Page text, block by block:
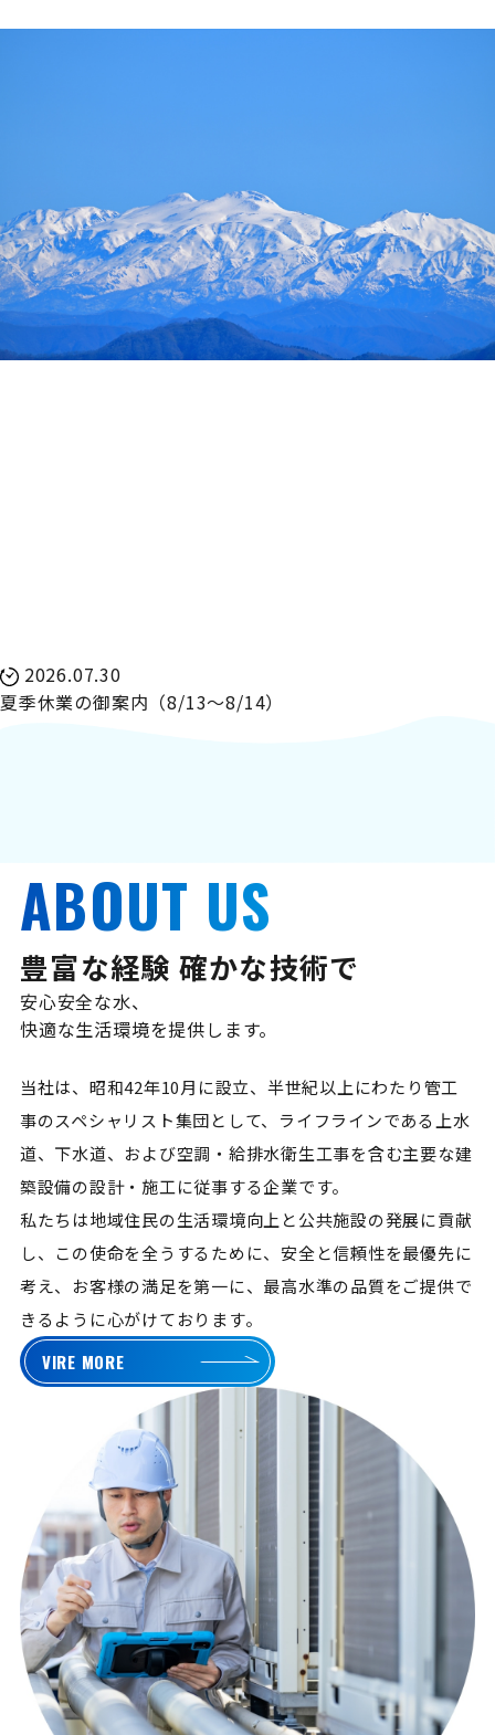
2026.07.30
夏季休業の御案内（8/13～8/14）
ABOUT US
豊富な経験 確かな技術で
安心安全な水、
快適な生活環境を提供します。
当社は、昭和42年10月に設立、半世紀以上にわたり管工
事のスペシャリスト集団として、ライフラインである上水
道、下水道、および空調・給排水衛生工事を含む主要な建
築設備の設計・施工に従事する企業です。
私たちは地域住民の生活環境向上と公共施設の発展に貢献
し、この使命を全うするために、安全と信頼性を最優先に
考え、お客様の満足を第一に、最高水準の品質をご提供で
きるように心がけております。
VIRE MORE